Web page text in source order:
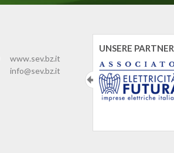
www.sev.bz.it
info@sev.bz.it
UNSERE PARTNER